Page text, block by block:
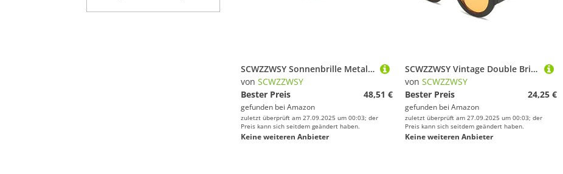
SCWZZWSY Sonnenbrille Metall Rahmen Frauen Männer Stil Fahren, Wandern und Angeln
von SCWZZWSY
Bester Preis
48,51 €
gefunden bei Amazon
zuletzt überprüft am 27.09.2025 um 00:03; der
Preis kann sich seitdem geändert haben.
Keine weiteren Anbieter
SCWZZWSY Vintage Double Bridges Frauen rund Sonnenbrillen Fashion Muster Gradient Shades Uv400 Männer Trends Punk -Sonnenbrille
von SCWZZWSY
Bester Preis
24,25 €
gefunden bei Amazon
zuletzt überprüft am 27.09.2025 um 00:03; der
Preis kann sich seitdem geändert haben.
Keine weiteren Anbieter